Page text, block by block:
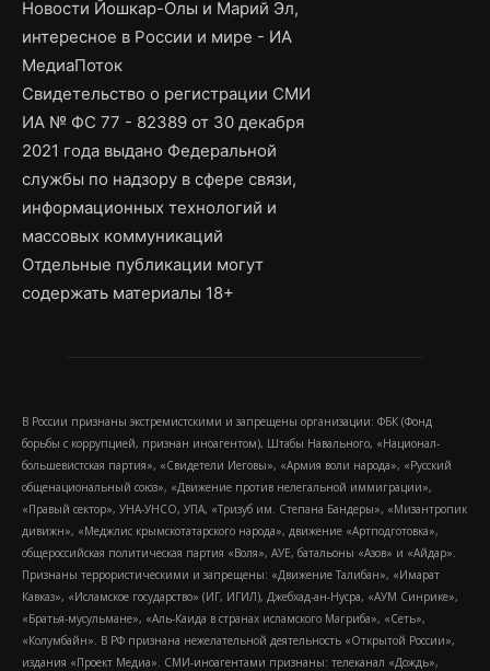
Новости Йошкар-Олы и Марий Эл,
интересное в России и мире - ИА
МедиаПоток
Свидетельство о регистрации СМИ
ИА № ФС 77 - 82389 от 30 декабря
2021 года выдано Федеральной
службы по надзору в сфере связи,
информационных технологий и
массовых коммуникаций
Отдельные публикации могут
содержать материалы 18+
В России признаны экстремистскими и запрещены организации: ФБК (Фонд
борьбы с коррупцией, признан иноагентом), Штабы Навального, «Национал-
большевистская партия», «Свидетели Иеговы», «Армия воли народа», «Русский
общенациональный союз», «Движение против нелегальной иммиграции»,
«Правый сектор», УНА-УНСО, УПА, «Тризуб им. Степана Бандеры», «Мизантропик
дивижн», «Меджлис крымскотатарского народа», движение «Артподготовка»,
общероссийская политическая партия «Воля», АУЕ, батальоны «Азов» и «Айдар».
Признаны террористическими и запрещены: «Движение Талибан», «Имарат
Кавказ», «Исламское государство» (ИГ, ИГИЛ), Джебхад-ан-Нусра, «АУМ Синрике»,
«Братья-мусульмане», «Аль-Каида в странах исламского Магриба», «Сеть»,
«Колумбайн». В РФ признана нежелательной деятельность «Открытой России»,
издания «Проект Медиа». СМИ-иноагентами признаны: телеканал «Дождь»,